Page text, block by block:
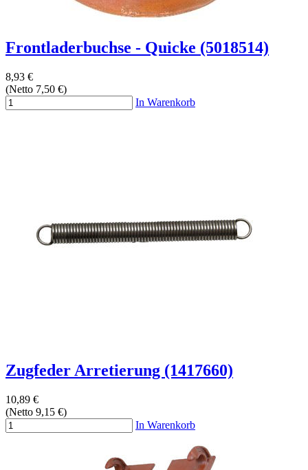
Frontladerbuchse - Quicke (5018514)
8,93 €
(Netto 7,50 €)
In Warenkorb
Zugfeder Arretierung (1417660)
10,89 €
(Netto 9,15 €)
In Warenkorb